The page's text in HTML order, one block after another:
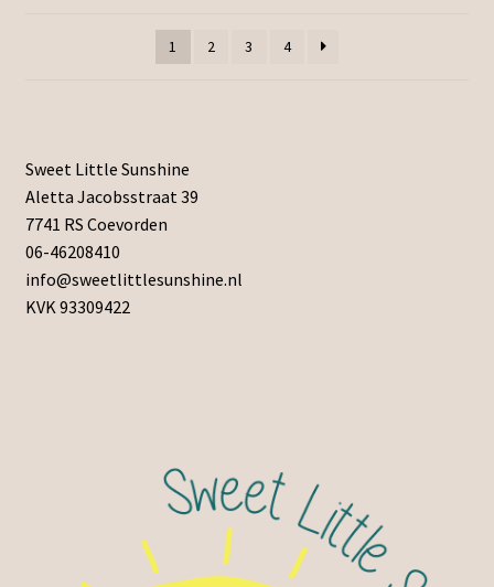
1 2 3 4
Sweet Little Sunshine
Aletta Jacobsstraat 39
7741 RS Coevorden
06-46208410
info@sweetlittlesunshine.nl
KVK 93309422